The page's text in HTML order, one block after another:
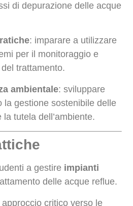
di depurazione delle acque
: imparare a utilizzare
per il monitoraggio e
del trattamento.
ambientale: sviluppare
la gestione sostenibile delle
tutela dell’ambiente.
a gestire impianti
delle acque reflue.
critico verso le